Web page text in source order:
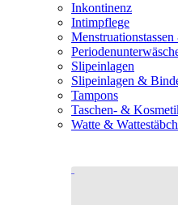
Inkontinenz
Intimpflege
Slipeinlagen
Slipeinlagen &
Tampons
Taschen- &
Watte &